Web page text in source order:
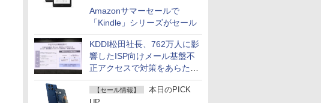
Amazonサマーセールで
「Kindle」シリーズがセール
KDDI松田社長、762万人に影
響したISP向けメール基盤不
正アクセスで対策をあらため
て説明
【セール情報】
本日のPICK